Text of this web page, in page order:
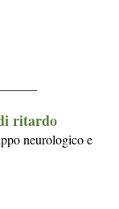
ritardo
neurologico e